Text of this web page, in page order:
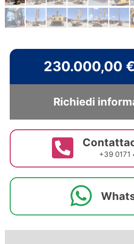
230.000,00
Richiedi
+39 0171